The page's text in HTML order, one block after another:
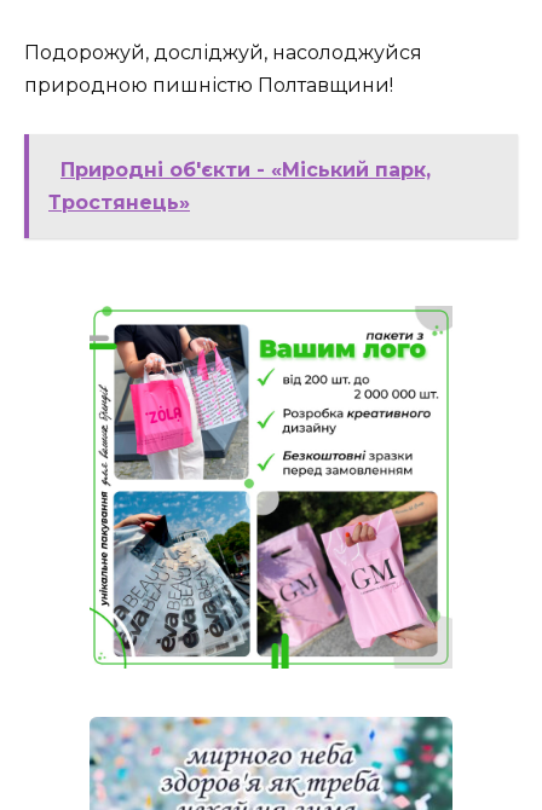
Подорожуй, досліджуй, насолоджуйся
природною пишністю Полтавщини!
Природні об'єкти - «Міський парк,
Тростянець»